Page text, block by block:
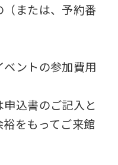
または、予約番
ントの参加費用
込書のご記入と
をもってご来館